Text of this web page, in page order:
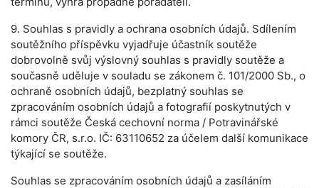
9. Souhlas s pravidly a ochrana osobních údajů. Sdílením
soutěžního příspěvku vyjadřuje účastník soutěže
dobrovolně svůj výslovný souhlas s pravidly soutěže a
současně uděluje v souladu se zákonem č. 101/2000 Sb., o
ochraně osobních údajů, bezplatný souhlas se
zpracováním osobních údajů a fotografií poskytnutých v
rámci soutěže Česká cechovní norma / Potravinářské
komory ČR, s.r.o. IČ: 63110652 za účelem další komunikace
týkající se soutěže.
Souhlas se zpracováním osobních údajů a zasíláním